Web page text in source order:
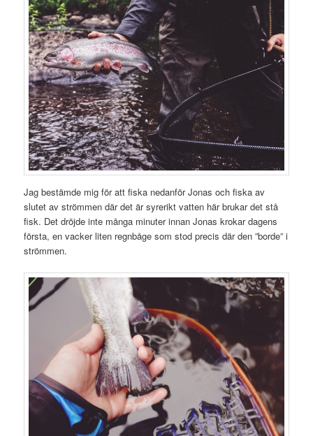
Jag bestämde mig för att fiska nedanför Jonas och fiska av
slutet av strömmen där det är syrerikt vatten här brukar det stå
fisk. Det dröjde inte många minuter innan Jonas krokar dagens
första, en vacker liten regnbåge som stod precis där den ”borde” i
strömmen.